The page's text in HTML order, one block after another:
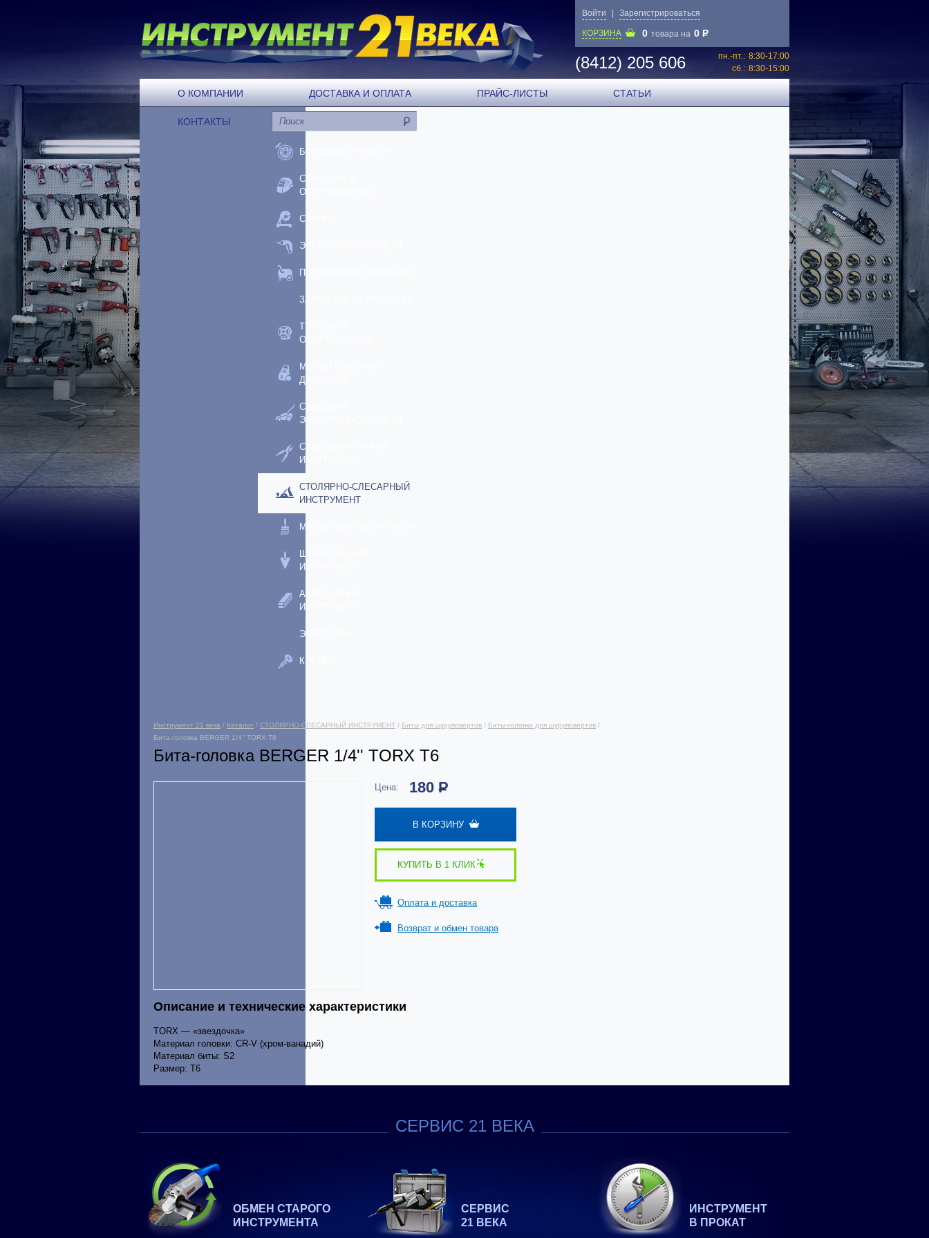
Войти Зарегистрироваться
КОРЗИНА 0 товара на 0 P
(8412) 205 606 пн.-пт.: 8:30-17:00
сб.: 8:30-15:00
О КОМПАНИИ ДОСТАВКА И ОПЛАТА ПРАЙС-ЛИСТЫ СТАТЬИ
КОНТАКТЫ
БЕНЗОИНСТРУМЕНТ
СВАРОЧНОЕ
ОБОРУДОВАНИЕ
СТАНКИ
ЭЛЕКТРОИНСТРУМЕНТ
ПНЕВМООБОРУДОВАНИЕ
ЗАРЯДНЫЕ УСТРОЙСТВА
ТЕПЛОВОЕ
ОБОРУДОВАНИЕ
МОЙКИ ВЫСОКОГО
ДАВЛЕНИЯ
САДОВЫЙ
ЭЛЕКТРОИНСТРУМЕНТ
САДОВЫЙ РУЧНОЙ
ИНСТРУМЕНТ
СТОЛЯРНО-СЛЕСАРНЫЙ
ИНСТРУМЕНТ
МАЛЯРНЫЙ ИНСТРУМЕНТ
ШТУКАТУРНЫЙ
ИНСТРУМЕНТ
АБРАЗИВНЫЙ
ИНСТРУМЕНТ
ЭЛЕКТРИКА
КРЕПЕЖ
Инструмент 21 века / Каталог / СТОЛЯРНО-СЛЕСАРНЫЙ ИНСТРУМЕНТ / Биты для шуруповертов / Биты-головки для шуруповертов /
Бита-головка BERGER 1/4'' TORX T6
Бита-головка BERGER 1/4'' TORX T6
Цена: 180 Р
В КОРЗИНУ
КУПИТЬ В 1 КЛИК
Оплата и доставка
Возврат и обмен товара
Описание и технические характеристики
TORX — «звездочка»
Материал головки: CR-V (хром-ванадий)
Материал биты: S2
Размер: T6
СЕРВИС 21 ВЕКА
ОБМЕН СТАРОГО
ИНСТРУМЕНТА
СЕРВИС
21 ВЕКА
ИНСТРУМЕНТ
В ПРОКАТ